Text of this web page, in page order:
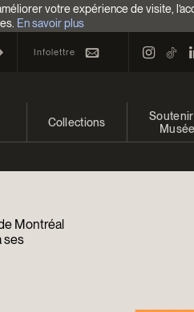
votre expérience de visite,
En savoir plus
Infolettre
Cultures autochtones
Collections
Musée
Montréal
ses